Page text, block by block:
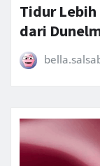
Tidur
dari